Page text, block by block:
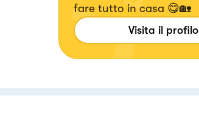
fare tutto in casa 😋🏡
Visita il profilo